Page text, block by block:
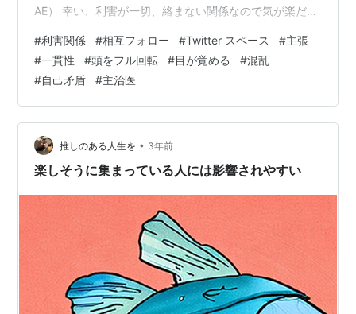
AE） 幸い、利害が一切、絡まない関係なので気が楽だ
いる。 元はTwitterのスペースで他の参加者のフォロワー
として入ってきた人の、さらにフォロワーという関係だ
ったようだ。 それがスペースで話しているうちに相互フ
ォローの関係になり、今日は、その…
#利害関係 #相互フォロー #Twitter スペース #主張
#一貫性 #頭をフル回転 #目が覚める #混乱
#自己矛盾 #主治医
推しのある人生を • 3年前
楽しそうに集まっている人には影響されやすい